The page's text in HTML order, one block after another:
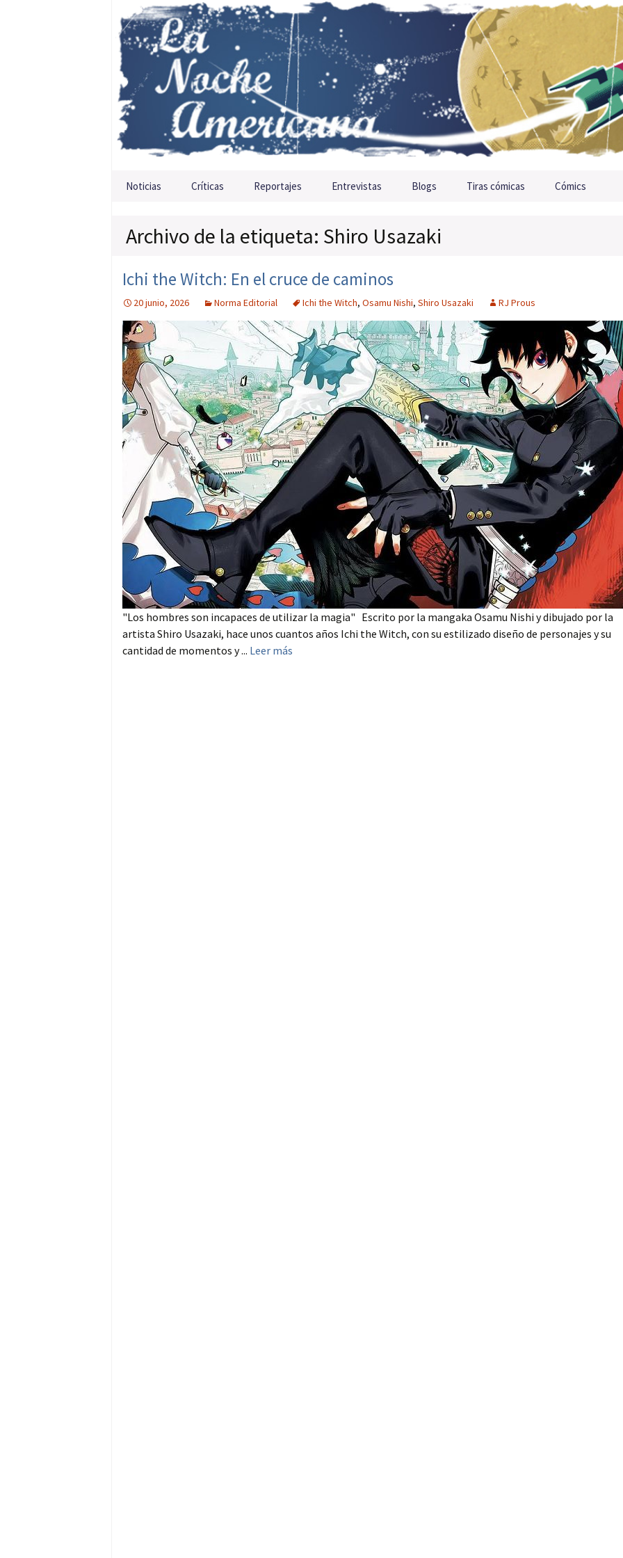
Saltar al contenido
Noticias Críticas Reportajes Entrevistas Blogs Tiras cómicas Cómics
Archivo de la etiqueta: Shiro Usazaki
Ichi the Witch: En el cruce de caminos
20 junio, 2026 Norma Editorial Ichi the Witch, Osamu Nishi, Shiro Usazaki RJ Prous
"Los hombres son incapaces de utilizar la magia" Escrito por la mangaka Osamu Nishi y dibujado por la
artista Shiro Usazaki, hace unos cuantos años Ichi the Witch, con su estilizado diseño de personajes y su
cantidad de momentos y ... Leer más